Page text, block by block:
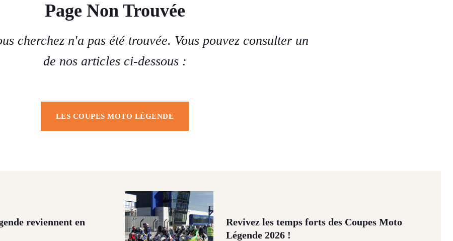
Page Non Trouvée
cherchez n'a pas été trouvée. Vous pouvez consulter un
de nos articles ci-dessous :
LES COUPES MOTO LÉGENDE
reviennent en
Revivez les temps forts des Coupes Moto
Légende 2026 !